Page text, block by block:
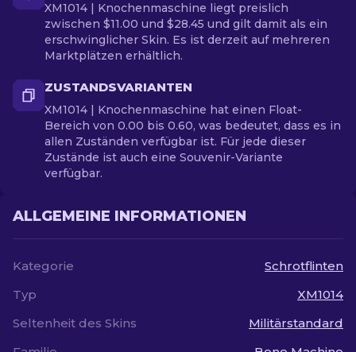
XM1014 | Knochenmaschine liegt preislich
zwischen $11.00 und $28.45 und gilt damit als ein
erschwinglicher Skin. Es ist derzeit auf mehreren
Marktplätzen erhältlich.
ZUSTANDSVARIANTEN
XM1014 | Knochenmaschine hat einen Float-
Bereich von 0.00 bis 0.60, was bedeutet, dass es in
allen Zuständen verfügbar ist. Für jede dieser
Zustände ist auch eine Souvenir-Variante
verfügbar.
ALLGEMEINE INFORMATIONEN
Kategorie
Schrotflinten
Typ
XM1014
Seltenheit des Skins
Militärstandard